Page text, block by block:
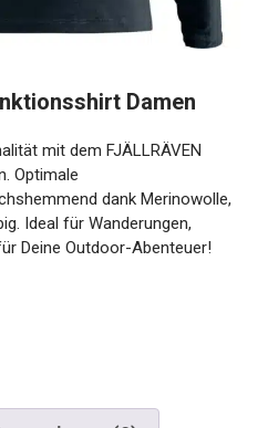
Optimale
dank
und langlebig. Ideal für
Perfekt für Deine